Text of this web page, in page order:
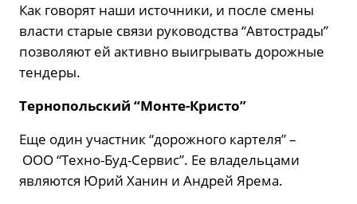
Как говорят наши источники, и после смены
власти старые связи руководства “Автострады”
позволяют ей активно выигрывать дорожные
тендеры.
Тернопольский “Монте-Кристо”
Еще один участник “дорожного картеля” –
ООО “Техно-Буд-Сервис”. Ее владельцами
являются Юрий Ханин и Андрей Ярема.